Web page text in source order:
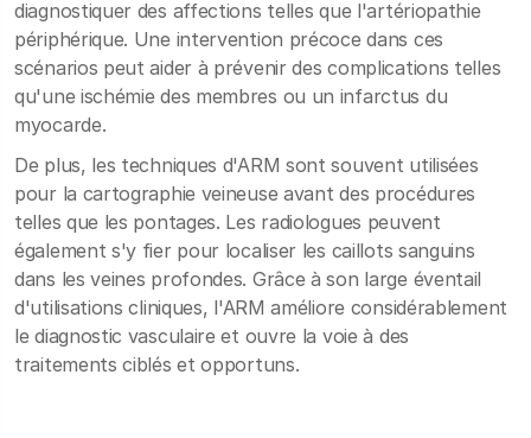
diagnostiquer des affections telles que l'artériopathie
périphérique. Une intervention précoce dans ces
scénarios peut aider à prévenir des complications telles
qu'une ischémie des membres ou un infarctus du
myocarde.
De plus, les techniques d'ARM sont souvent utilisées
pour la cartographie veineuse avant des procédures
telles que les pontages. Les radiologues peuvent
également s'y fier pour localiser les caillots sanguins
dans les veines profondes. Grâce à son large éventail
d'utilisations cliniques, l'ARM améliore considérablement
le diagnostic vasculaire et ouvre la voie à des
traitements ciblés et opportuns.